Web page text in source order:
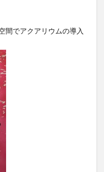
間でアクアリウムの導入